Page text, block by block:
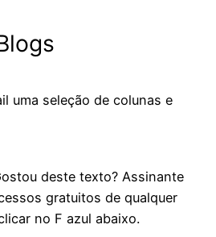
uma seleção de colunas e
deste texto? Assinante
gratuitos de qualquer
no F azul abaixo.